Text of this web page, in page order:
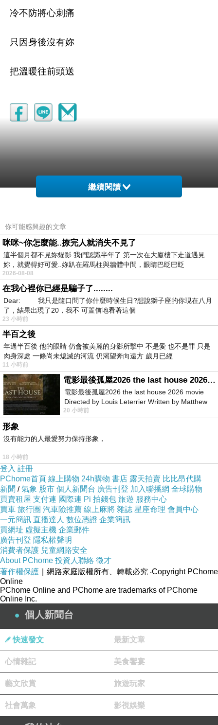
冷不防將心刺痛
只因身後沒有妳
把溫暖往前頭送
繼續閱讀
你可能感興趣的文章
咪咪~你怎麼能..撩完人就消失不見了
這半個月都不見妳貓影 我們認識半年了 第一次在大廈樓下走道遇見
妳，就覺得好可愛..妳趴在羅馬柱與牆體中間，眼睛巴眨巴眨
2026-08-08
在我心裡你已經是騙子了........
Dear: 我只是隨口問了你什麼時候生日?想說獅子座的你現在八月
了，結果出現了20，我不 可置信地看著這個
23 小時前
半百之後
年過半百後 他的眼睛 仍會被美麗的身影所擊中 不是愛 也不是罪 只是
肉身深處 一條尚未熄滅的河流 仍渴望奔向遠方 歲月已經
11 小時前
電影最後孤屋2026 the last house 2026 movie
電影最後孤屋2026 the last house 2026 movie
Directed by Louis Leterrier Written by Matthew
Robinson Starring Greta Lee Wa
20 小時前
形象
沒有能力的人最愛努力保持形象，
18 小時前
登入 註冊
PChome首頁 線上購物 24h購物 書店 露天拍賣 比比昂代購
新聞 /氣象 股市 個人新聞台 廣告刊登 加入聯播網 全球購物
買賣租屋 支付連 國際連 Pi 拍錢包 旅遊 服務中心
買車 旅行團 汽車險推薦 線上麻將 雜誌 星座命理 會員中心
一元簡訊 直播達人 數位憑證 企業簡訊
買網址 虛擬主機 企業郵件
廣告刊登 隱私權聲明
消費者保護 兒童網路安全
About PChome 投資人聯絡 徵才
著作權保護 ｜網路家庭版權所有、轉載必究 ‧Copyright PChome
Online
PChome Online and PChome are trademarks of PChome
Online Inc.
個人新聞台
快速發文 最新文章
心情雜記 美食饗宴
藝文欣賞 旅遊玩家
社會萬象 影視娛樂